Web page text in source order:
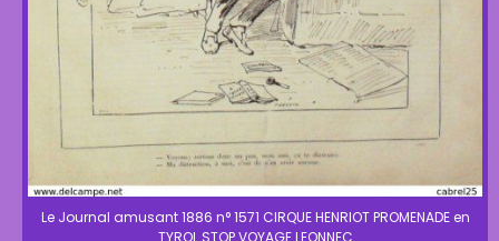
Le Journal amusant 1886 n° 1571 CIRQUE HENRIOT PROMENADE en
TYROL STOP VOYAGE LEONNEC